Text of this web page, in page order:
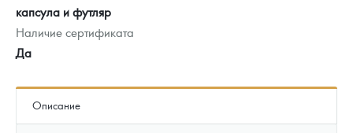
капсула и футляр
Наличие сертификата
Да
Описание